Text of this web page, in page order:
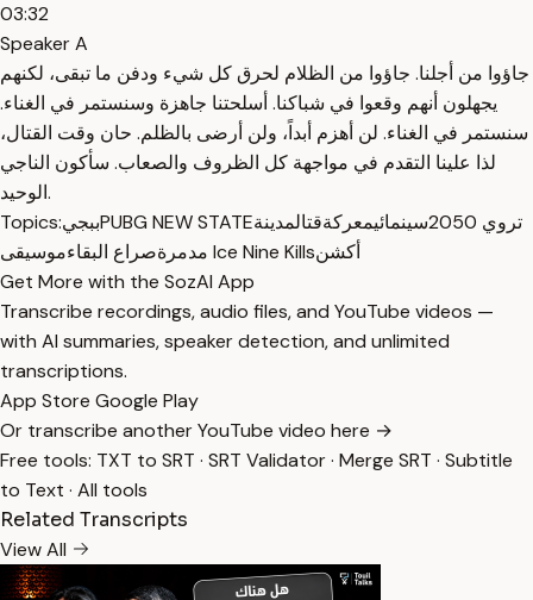
03:32
Speaker A
جاؤوا من أجلنا. جاؤوا من الظلام لحرق كل شيء ودفن ما تبقى، لكنهم
يجهلون أنهم وقعوا في شباكنا. أسلحتنا جاهزة وسنستمر في الغناء.
سنستمر في الغناء. لن أهزم أبداً، ولن أرضى بالظلم. حان وقت القتال،
لذا علينا التقدم في مواجهة كل الظروف والصعاب. سأكون الناجي
الوحيد.
Topics:ببجيPUBG NEW STATE تروي 2050 سينمائيمعركةقتالمدينة
مدمرةصراع البقاء موسيقى Ice Nine Killsأكشن
Get More with the SozAI App
Transcribe recordings, audio files, and YouTube videos —
with AI summaries, speaker detection, and unlimited
transcriptions.
App Store Google Play
Or transcribe another YouTube video here →
Free tools: TXT to SRT · SRT Validator· Merge SRT · Subtitle
to Text · All tools
Related Transcripts
View All